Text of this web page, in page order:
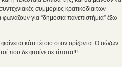
συμμορίες κρατικοδίαιτων
για “δημόσια πανεπιστήμια” έξω
κάτι τέτοιο στον ορίζοντα. Ο σώζων
που δε φταίνε σε τίποτα!!!